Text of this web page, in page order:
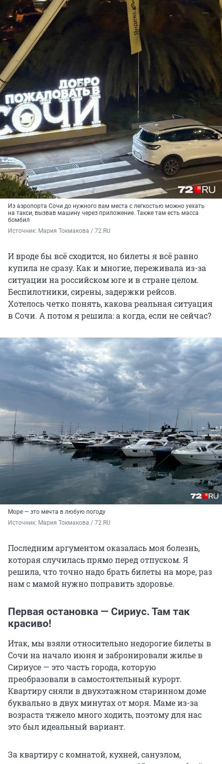
Из аэропорта Сочи до нужного вам места с легкостью можно уехать
на такси, вызвав машину через приложение. Также там есть масса
бомбил
Источник: Мария Токмакова / 72.RU
И вроде бы всё сходится, но билеты я всё равно
купила не сразу. Как и многие, переживала из-за
ситуации на российском юге и в стране целом.
Беспилотники, сирены, задержки рейсов.
Хотелось четко понять, какова реальная ситуация
в Сочи. А потом я решила: а когда, если не сейчас?
Море — это мечта в любую погоду
Источник: Мария Токмакова / 72.RU
Последним аргументом оказалась моя болезнь,
которая случилась прямо перед отпуском. Я
решила, что точно надо брать билеты на море, раз
нам с мамой нужно поправить здоровье.
Первая остановка — Сириус. Там так
красиво!
Итак, мы взяли относительно недорогие билеты в
Сочи на начало июня и забронировали жилье в
Сириусе — это часть города, которую
преобразовали в самостоятельный курорт.
Квартиру сняли в двухэтажном старинном доме
буквально в двух минутах от моря. Маме из-за
возраста тяжело много ходить, поэтому для нас
это был идеальный вариант.
За квартиру с комнатой, кухней, санузлом,